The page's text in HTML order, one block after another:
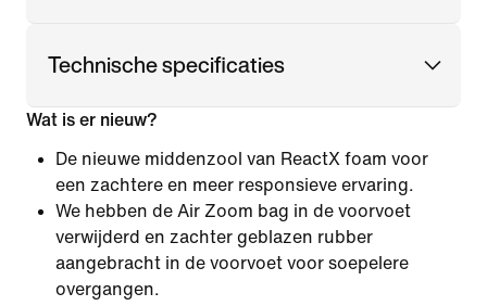
Technische specificaties
Wat is er nieuw?
De nieuwe middenzool van ReactX foam voor
een zachtere en meer responsieve ervaring.
We hebben de Air Zoom bag in de voorvoet
verwijderd en zachter geblazen rubber
aangebracht in de voorvoet voor soepelere
overgangen.